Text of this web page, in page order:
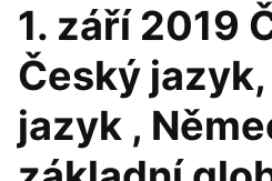
1. září 2019
Český
jazyk ,